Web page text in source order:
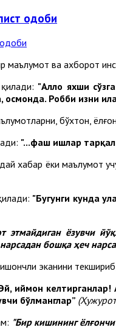
одоби
маълумот ва ахборот
"Аллоҳ яхши
осмонда. Робби изни
бўхтон,
"...фаҳш ишлар
хабар ёки маълумот
"Бугунги кунда
этмайдиган ёзувчи
бошқа ҳеч
эканини
иймон келтирганлар!
бўлманглар”
"Бир кишининг